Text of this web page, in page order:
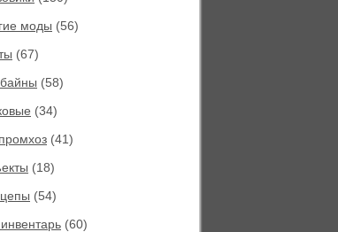
моды (56)
(67)
(58)
(34)
(41)
(18)
(54)
(60)